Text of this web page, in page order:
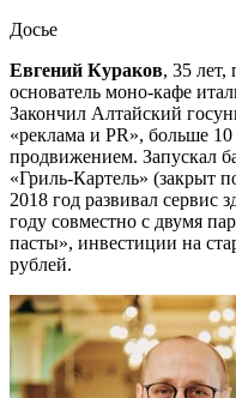
Досье
Евгений Кураков, 35 лет,
основатель моно-кафе
Закончил Алтайский
«реклама и PR», больше
продвижением. Запускал
«Гриль-Картель» (закрыт
2018 год развивал сервис
году совместно с двумя
пасты», инвестиции на
рублей.